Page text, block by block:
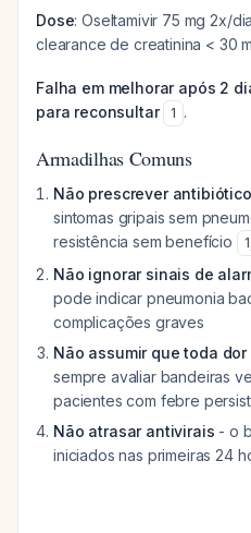
Dose: Oseltamivir 75 mg 2x/
clearance de creatinina < 30
Falha em melhorar após 2
para reconsultar
1 .
Armadilhas Comuns
Não prescrever
sintomas gripais sem
resistência sem benefício
1
Não ignorar sinais de
pode indicar pneumonia
complicações graves
Não assumir que toda
sempre avaliar bandeiras
pacientes com febre
Não atrasar antivirais - o
iniciados nas primeiras 24